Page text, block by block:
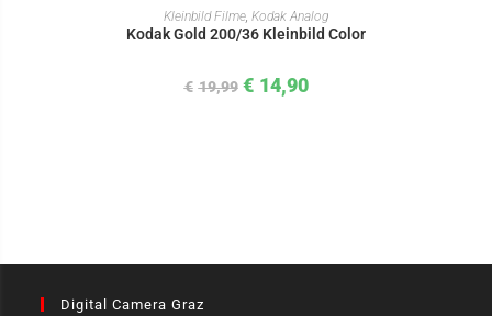
IN DEN WARENKORB
Kleinbild Filme Kodak Analog
Kodak Gold 200/36 Kleinbild Color
€ 19,99 € 14,90
Digital Camera Graz